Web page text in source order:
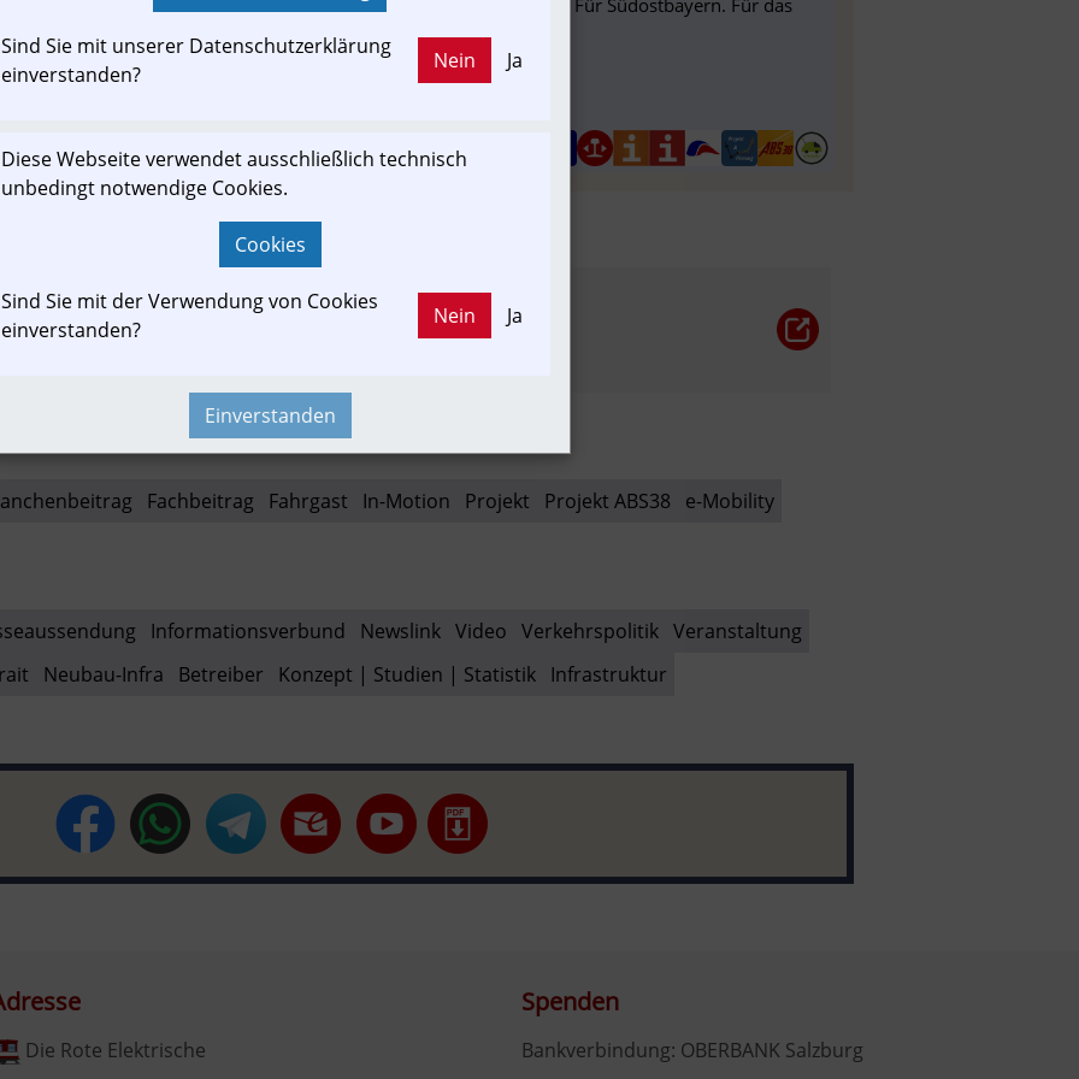
abs38.de
Newslink: Klicken Sie hier um auf den externen Artikel von
Fachbeitrag Fahrgast In-Motion Projekt Projekt ABS38 e-Mobility
Informationsverbund Newslink Video Verkehrspolitik Veranstaltung
Neubau-Infra Betreiber Konzept | Studien | Statistik Infrastruktur
Die Rote Elektrische
Spenden
Bankverbindung: OBERBANK Salzburg
Sind Sie mit unserer Datenschutzerklärung
einverstanden?
Nein Ja
Diese Webseite verwendet ausschließlich technisch
unbedingt notwendige Cookies.
Cookies
Sind Sie mit der Verwendung von Cookies
einverstanden?
Nein Ja
Einverstanden